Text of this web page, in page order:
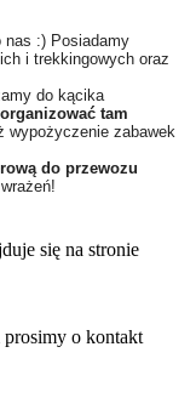
nas :) Posiadamy
i trekkingowych oraz
do kącika
tam
wypożyczenie zabawek
do przewozu
się na stronie
o kontakt